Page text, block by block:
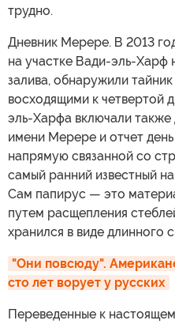
трудно.
Дневник Мерере. В 2013
на участке Вади-эль-Харф
залива, обнаружили
восходящими к четвертой
эль-Харфа включали также
имени Мерере и отчет
напрямую связанной со
самый ранний известный
Сам папирус — это
путем расщепления
хранился в виде длинного
"Они повсюду".
сто лет ворует у русских
Переведенные к